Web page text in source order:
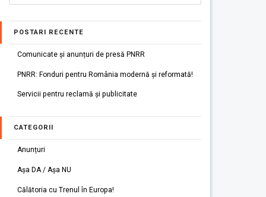
POSTARI RECENTE
Comunicate și anunțuri de presă PNRR
PNRR: Fonduri pentru România modernă și reformată!
Servicii pentru reclamă și publicitate
CATEGORII
Anunțuri
Așa DA / Așa NU
Călătoria cu Trenul în Europa!